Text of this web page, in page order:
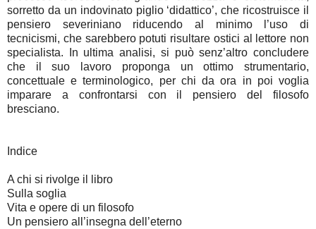
Indice
A chi si rivolge il libro
Sulla soglia
Vita e opere di un filosofo
Un pensiero all’insegna dell’eterno